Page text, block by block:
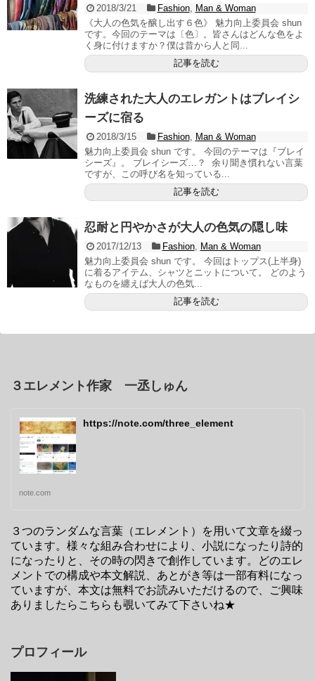
2018/3/21 Fashion,
Man & Woman
《大人の色気を醸し出す６色》 魅力向上委員会 shun
です。今回のテーマは〔色〕。皆さんはどんな色をよ
く身に付けますか？僕は昔から人と同...
記事を読む
洗練された大人のエレガントはブレイシ
ーズに宿る
2018/3/15 Fashion,
Man & Woman
魅力向上委員会 shun です。 今回のテーマは『ブレイ
シーズ』。 ブレイシーズ…？ 余り聞き慣れない言葉
ですが、この呼び名を知っている...
記事を読む
忍耐と円やかさが大人の色気の隠し味
2017/12/13 Fashion,
Man & Woman
魅力向上委員会 shun です。 今回はトップス(上半身)
に着るアイテム、シャツとニットについて。 どのよう
なものを纏えば大人の色気...
記事を読む
３エレメント作家 一丞しゅん
https://note.com/three_element
note.com
３つのランダムな言葉（エレメント）を用いて文章を綴っ
ています。様々な組み合わせにより、小説になったり詩的
になったりと、その時の閃きで創作しています。どのエレ
メントでの構成や本文解説、あとがき等は一部有料になっ
ていますが、本文は無料でお読みいただけるので、ご興味
ありましたらこちらも覗いてみて下さいね★
プロフィール